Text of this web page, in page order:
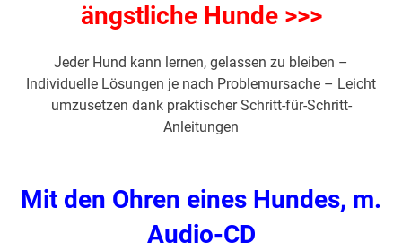
ängstliche Hunde >>>
Jeder Hund kann lernen, gelassen zu bleiben –
Individuelle Lösungen je nach Problemursache – Leicht
umzusetzen dank praktischer Schritt-für-Schritt-
Anleitungen
Mit den Ohren eines Hundes, m.
Audio-CD